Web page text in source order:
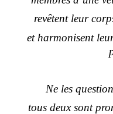
revêtent leur
et harmonisent
Ne les
tous deux sont